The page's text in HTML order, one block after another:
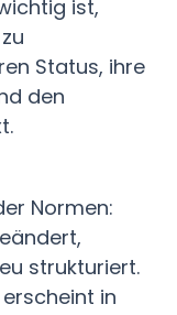
ist,
Status, ihre
den
Normen:
strukturiert.
in